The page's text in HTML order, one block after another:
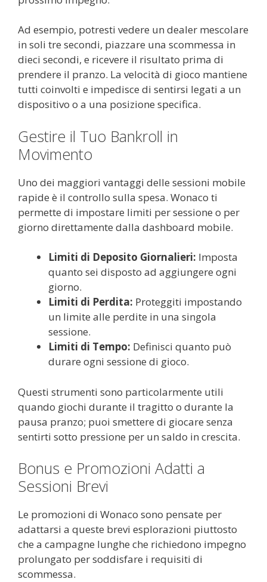
Ad esempio, potresti vedere un dealer mescolare
in soli tre secondi, piazzare una scommessa in
dieci secondi, e ricevere il risultato prima di
prendere il pranzo. La velocità di gioco mantiene
tutti coinvolti e impedisce di sentirsi legati a un
dispositivo o a una posizione specifica.
Gestire il Tuo Bankroll in
Movimento
Uno dei maggiori vantaggi delle sessioni mobile
rapide è il controllo sulla spesa. Wonaco ti
permette di impostare limiti per sessione o per
giorno direttamente dalla dashboard mobile.
Limiti di Deposito Giornalieri: Imposta
quanto sei disposto ad aggiungere ogni
giorno.
Limiti di Perdita: Proteggiti impostando
un limite alle perdite in una singola
sessione.
Limiti di Tempo: Definisci quanto può
durare ogni sessione di gioco.
Questi strumenti sono particolarmente utili
quando giochi durante il tragitto o durante la
pausa pranzo; puoi smettere di giocare senza
sentirti sotto pressione per un saldo in crescita.
Bonus e Promozioni Adatti a
Sessioni Brevi
Le promozioni di Wonaco sono pensate per
adattarsi a queste brevi esplorazioni piuttosto
che a campagne lunghe che richiedono impegno
prolungato per soddisfare i requisiti di
scommessa.